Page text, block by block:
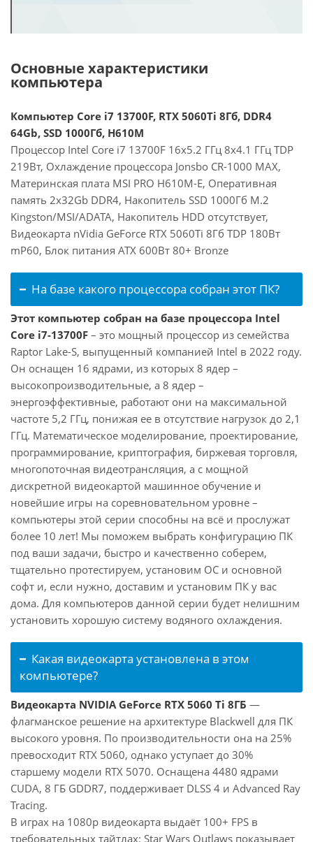
Основные характеристики
компьютера
Компьютер Core i7 13700F, RTX 5060Ti 8Гб, DDR4
64Gb, SSD 1000Гб, H610M
Процессор Intel Core i7 13700F 16x5.2 ГГц 8x4.1 ГГц TDP
219Вт, Охлаждение процессора Jonsbo CR-1000 MAX,
Материнская плата MSI PRO H610M-E, Оперативная
память 2x32Gb DDR4, Накопитель SSD 1000Гб M.2
Kingston/MSI/ADATA, Накопитель HDD отсутствует,
Видеокарта nVidia GeForce RTX 5060Ti 8Гб TDP 180Вт
mP60, Блок питания ATX 600Вт 80+ Bronze
На базе какого процессора собран этот ПК?
Этот компьютер собран на базе процессора Intel
Core i7-13700F – это мощный процессор из семейства
Raptor Lake-S, выпущенный компанией Intel в 2022 году.
Он оснащен 16 ядрами, из которых 8 ядер –
высокопроизводительные, а 8 ядер –
энергоэффективные, работают они на максимальной
частоте 5,2 ГГц, понижая ее в отсутствие нагрузок до 2,1
ГГц. Математическое моделирование, проектирование,
программирование, криптография, биржевая торговля,
многопоточная видеотрансляция, а с мощной
дискретной видеокартой машинное обучение и
новейшие игры на соревновательном уровне –
компьютеры этой серии способны на всё и прослужат
более 10 лет! Мы поможем выбрать конфигурацию ПК
под ваши задачи, быстро и качественно соберем,
тщательно протестируем, установим ОС и основной
софт и, если нужно, доставим и установим ПК у вас
дома. Для компьютеров данной серии будет нелишним
установить хорошую систему водяного охлаждения.
Какая видеокарта установлена в этом
компьютере?
Видеокарта NVIDIA GeForce RTX 5060 Ti 8ГБ —
флагманское решение на архитектуре Blackwell для ПК
высокого уровня. По производительности она на 25%
превосходит RTX 5060, однако уступает до 30%
старшему модели RTX 5070. Оснащена 4480 ядрами
CUDA, 8 ГБ GDDR7, поддерживает DLSS 4 и Advanced Ray
Tracing.
В играх на 1080p видеокарта выдаёт 100+ FPS в
требовательных тайтлах: Star Wars Outlaws показывает